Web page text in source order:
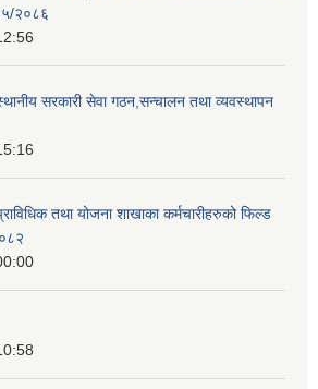
२०८६
सरकारी सेवा गठन,सन्चालन तथा व्यवस्थापन
तथा योजना शाखाका कर्मचारीहरुको फिल्ड